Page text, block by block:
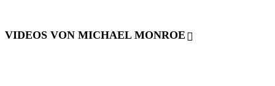
VIDEOS VON MICHAEL MONROE